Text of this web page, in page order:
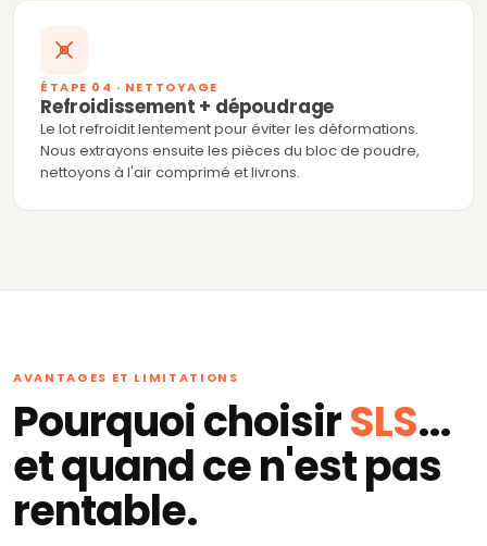
ÉTAPE 04 · NETTOYAGE
Refroidissement + dépoudrage
Le lot refroidit lentement pour éviter les déformations.
Nous extrayons ensuite les pièces du bloc de poudre,
nettoyons à l'air comprimé et livrons.
AVANTAGES ET LIMITATIONS
Pourquoi choisirSLS...
et quand ce n'est pas
rentable.